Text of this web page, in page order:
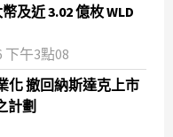
及近 3.02 億枚 WLD
下午3點08
化 撤回納斯達克上市
計劃